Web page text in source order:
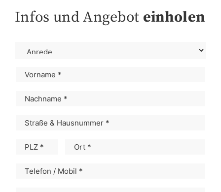
Infos und Angebot einholen